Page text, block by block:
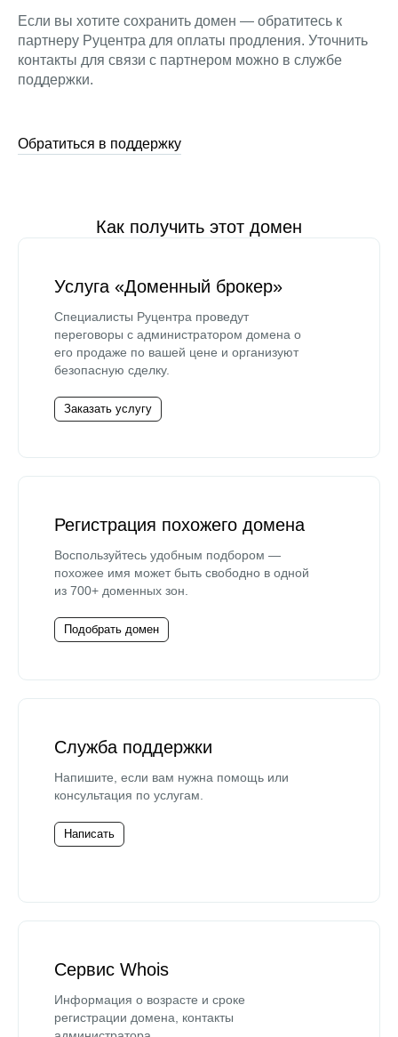
Если вы хотите сохранить домен — обратитесь к
партнеру Руцентра для оплаты продления. Уточнить
контакты для связи с партнером можно в службе
поддержки.
Обратиться в поддержку
Как получить этот домен
Услуга «Доменный брокер»
Специалисты Руцентра проведут
переговоры с администратором домена о
его продаже по вашей цене и организуют
безопасную сделку.
Заказать услугу
Регистрация похожего домена
Воспользуйтесь удобным подбором —
похожее имя может быть свободно в одной
из 700+ доменных зон.
Подобрать домен
Служба поддержки
Напишите, если вам нужна помощь или
консультация по услугам.
Написать
Сервис Whois
Информация о возрасте и сроке
регистрации домена, контакты